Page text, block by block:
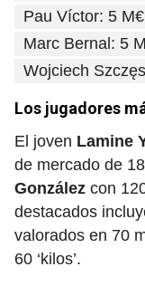
Pau Víctor: 5 M€
Marc Bernal: 5
Wojciech
Los jugadores
El joven Lamine
de mercado de
González con
destacados
valorados en 70
60 ‘kilos’.